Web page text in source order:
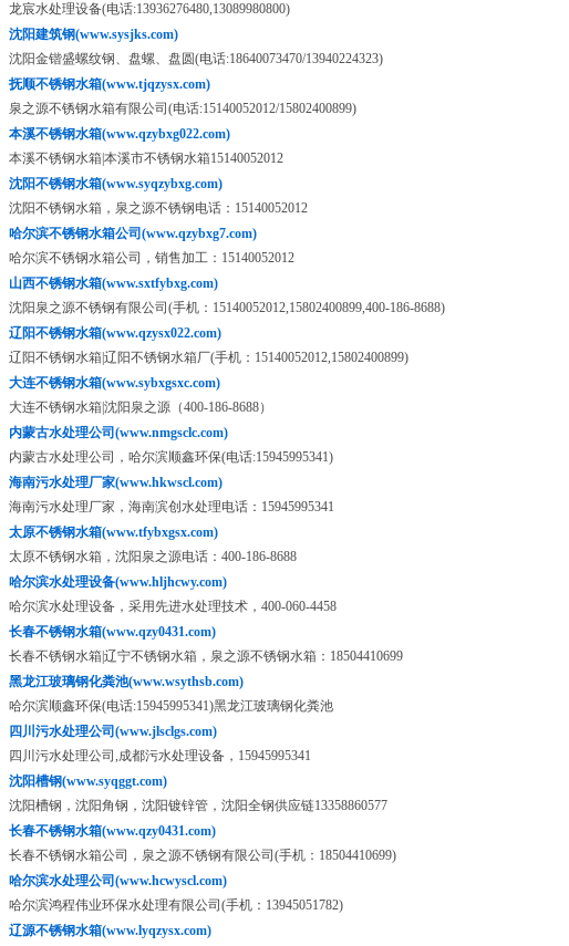
龙宸水处理设备(电话:13936276480,13089980800)
沈阳建筑钢(www.sysjks.com)
沈阳金锴盛螺纹钢、盘螺、盘圆(电话:18640073470/13940224323)
抚顺不锈钢水箱(www.tjqzysx.com)
泉之源不锈钢水箱有限公司(电话:15140052012/15802400899)
本溪不锈钢水箱(www.qzybxg022.com)
本溪不锈钢水箱|本溪市不锈钢水箱15140052012
沈阳不锈钢水箱(www.syqzybxg.com)
沈阳不锈钢水箱，泉之源不锈钢电话：15140052012
哈尔滨不锈钢水箱公司(www.qzybxg7.com)
哈尔滨不锈钢水箱公司，销售加工：15140052012
山西不锈钢水箱(www.sxtfybxg.com)
沈阳泉之源不锈钢有限公司(手机：15140052012,15802400899,400-186-8688)
辽阳不锈钢水箱(www.qzysx022.com)
辽阳不锈钢水箱|辽阳不锈钢水箱厂(手机：15140052012,15802400899)
大连不锈钢水箱(www.sybxgsxc.com)
大连不锈钢水箱|沈阳泉之源（400-186-8688）
内蒙古水处理公司(www.nmgsclc.com)
内蒙古水处理公司，哈尔滨顺鑫环保(电话:15945995341)
海南污水处理厂家(www.hkwscl.com)
海南污水处理厂家，海南滨创水处理电话：15945995341
太原不锈钢水箱(www.tfybxgsx.com)
太原不锈钢水箱，沈阳泉之源电话：400-186-8688
哈尔滨水处理设备(www.hljhcwy.com)
哈尔滨水处理设备，采用先进水处理技术，400-060-4458
长春不锈钢水箱(www.qzy0431.com)
长春不锈钢水箱|辽宁不锈钢水箱，泉之源不锈钢水箱：18504410699
黑龙江玻璃钢化粪池(www.wsythsb.com)
哈尔滨顺鑫环保(电话:15945995341)黑龙江玻璃钢化粪池
四川污水处理公司(www.jlsclgs.com)
四川污水处理公司,成都污水处理设备，15945995341
沈阳槽钢(www.syqggt.com)
沈阳槽钢，沈阳角钢，沈阳镀锌管，沈阳全钢供应链13358860577
长春不锈钢水箱(www.qzy0431.com)
长春不锈钢水箱公司，泉之源不锈钢有限公司(手机：18504410699)
哈尔滨水处理公司(www.hcwyscl.com)
哈尔滨鸿程伟业环保水处理有限公司(手机：13945051782)
辽源不锈钢水箱(www.lyqzysx.com)